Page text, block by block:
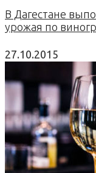
В Дагестане
урожая по
27.10.2015